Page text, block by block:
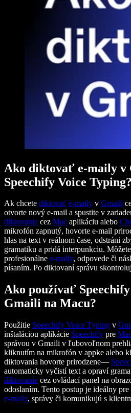
Ako diktovať e-maily v
Speechify Voice Typing?
Ak chcete diktovať e-maily v Gmaili
otvorte nový e-mail a spustite v
diktovanie cez Mac aplikáciu alebo
mikrofón zapnutý, hovorte e-mail
hlas na text v reálnom čase, odstráni
gramatiku a pridá interpunkciu.
profesionálne e-maily, odpovede či
písaním. Po diktovaní správu
Ako používať
Gmaili na Macu?
Použitie Speechify Voice Typing v
inštaláciou aplikácie Speechify pre
správou v Gmaili v ľubovoľnom
kliknutím na mikrofón v appke alebo
diktovania hovorte prirodzene—
automaticky vyčistí text a opraví
diktovanie cez ovládací panel na
odoslaním. Tento postup je ideálny
e-maily, správy či komunikujú s